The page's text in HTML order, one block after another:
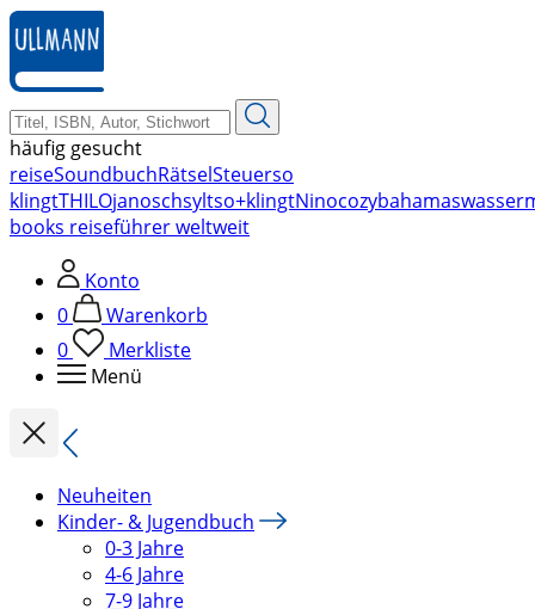
zum
Hauptinhalt
springen
häufig gesucht
reiseSoundbuchRätselSteuerso
klingtTHILOjanoschsyltso+klingtNinocozybahamas
books reiseführer weltweit
Konto
0
Warenkorb
0
Merkliste
Menü
Neuheiten
Kinder- & Jugendbuch
0-3 Jahre
4-6 Jahre
7-9 Jahre